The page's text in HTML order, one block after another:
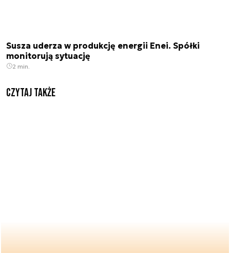
Susza uderza w produkcję energii Enei. Spółki
monitorują sytuację
2 min.
Czytaj także